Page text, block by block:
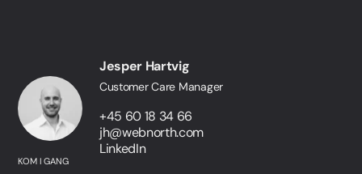
Jesper Hartvig
Customer Care Manager
+45 60 18 34 66
jh@webnorth.com
LinkedIn
KOM I GANG